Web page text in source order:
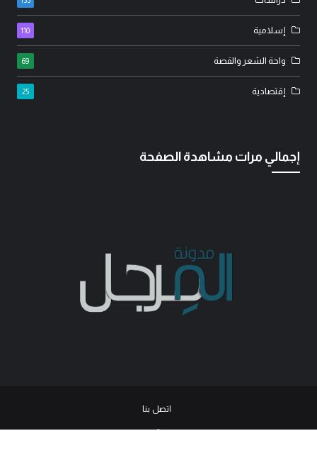
إسلامية 110
واحة الشعر والقصة 69
إقتصادية 25
إجمالي مرات مشاهدة الصفحة
اتصل بنا